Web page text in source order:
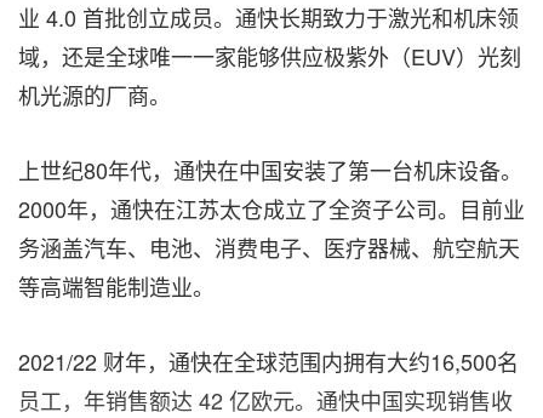
业 4.0 首批创立成员。通快长期致力于激光和机床领
域，还是全球唯一一家能够供应极紫外（EUV）光刻
机光源的厂商。
上世纪80年代，通快在中国安装了第一台机床设备。
2000年，通快在江苏太仓成立了全资子公司。目前业
务涵盖汽车、电池、消费电子、医疗器械、航空航天
等高端智能制造业。
2021/22 财年，通快在全球范围内拥有大约16,500名
员工，年销售额达 42 亿欧元。通快中国实现销售收